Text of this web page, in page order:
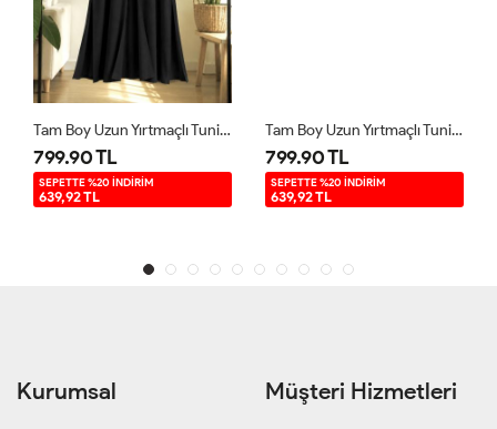
Tam Boy Uzun Yırtmaçlı Tunik Siyah YR9580
799.90 TL
SEPETTE %20 İNDİRİM
639,92 TL
Tam Boy Uzun Yırtmaçlı Tunik Kahverengi YR9580
799.90 TL
SEPETTE %20 İNDİRİM
639,92 TL
Kurumsal Müşteri Hizmetleri